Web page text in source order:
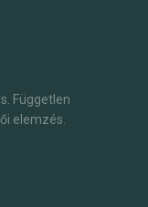
Független
elemzés.